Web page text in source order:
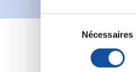
Si vous le
Collecter
digitales).
S
Nécessaires